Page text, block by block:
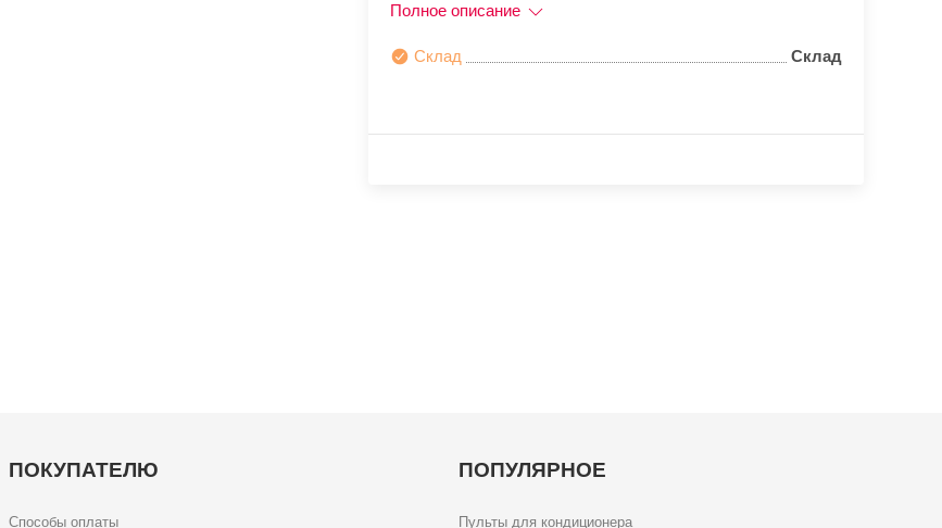
Полное описание
Склад Склад
ПОКУПАТЕЛЮ
Способы оплаты
ПОПУЛЯРНОЕ
Пульты для кондиционера